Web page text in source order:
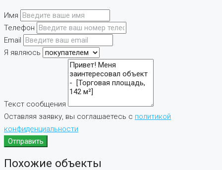
Имя
Телефон
Email
Я являюсь
Текст сообщения
Оставляя заявку, вы соглашаетесь с политикой
конфиденциальности
Отправить
Похожие объекты